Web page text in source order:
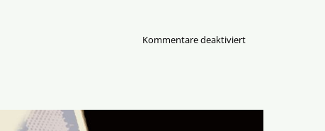
Kommentare deaktiviertfür
ein